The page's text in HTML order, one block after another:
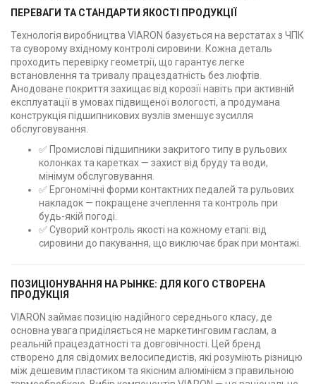
ПЕРЕВАГИ ТА СТАНДАРТИ ЯКОСТІ ПРОДУКЦІЇ
Технологія виробництва VIARON базується на верстатах з ЧПК
та суворому вхідному контролі сировини. Кожна деталь
проходить перевірку геометрії, що гарантує легке
встановлення та тривалу працездатність без люфтів.
Анодоване покриття захищає від корозії навіть при активній
експлуатації в умовах підвищеної вологості, а продумана
конструкція підшипникових вузлів зменшує зусилля
обслуговування.
✅ Промислові підшипники закритого типу в рульових
колонках та каретках — захист від бруду та води,
мінімум обслуговування.
✅ Ергономічні форми контактних педалей та рульових
накладок — покращене зчеплення та контроль при
будь-якій погоді.
✅ Суворий контроль якості на кожному етапі: від
сировини до пакування, що виключає брак при монтажі.
ПОЗИЦІОНУВАННЯ НА РЫНКЕ: ДЛЯ КОГО СТВОРЕНА
ПРОДУКЦІЯ
VIARON займає позицію надійного середнього класу, де
основна увага приділяється не маркетинговим гаслам, а
реальній працездатності та довговічності. Цей бренд
створено для свідомих велосипедистів, які розуміють різницю
між дешевим пластиком та якісним алюмінієм з правильною